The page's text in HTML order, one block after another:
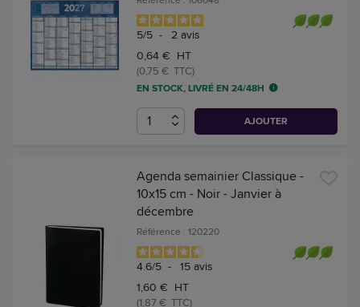
5/5 - 2 avis
0,64 € HT
(0,75 € TTC)
EN STOCK, LIVRÉ EN 24/48H
AJOUTER
Agenda semainier Classique -
10x15 cm - Noir - Janvier à
décembre
Référence : 120220
4.6/5 - 15 avis
1,60 € HT
(1,87 € TTC)